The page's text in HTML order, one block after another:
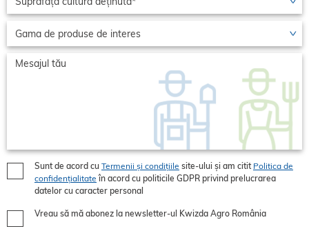
Sunt de acord cu Termenii și condițiile site-ului și am citit Politica de
confidențialitate în acord cu politicile GDPR privind prelucrarea
datelor cu caracter personal
Vreau să mă abonez la newsletter-ul Kwizda Agro România